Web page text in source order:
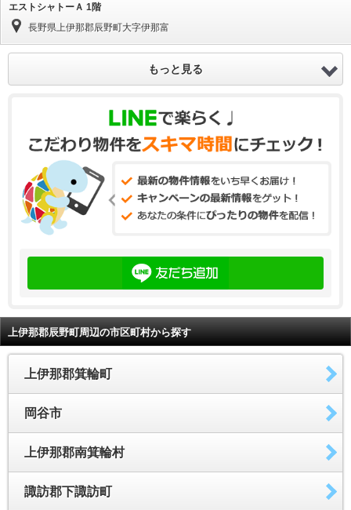
エストシャトーＡ 1階
長野県上伊那郡辰野町大字伊那富
もっと見る
上伊那郡辰野町周辺の市区町村から探す
上伊那郡箕輪町
岡谷市
上伊那郡南箕輪村
諏訪郡下諏訪町